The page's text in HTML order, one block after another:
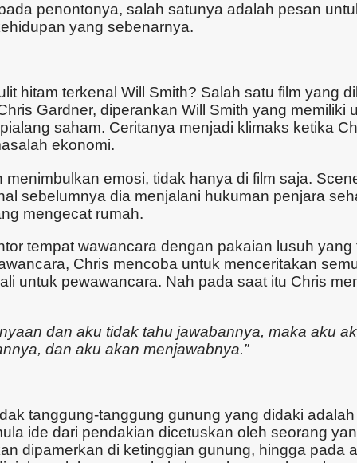
penontonya, salah satunya adalah pesan
yang sebenarnya.
hitam terkenal Will Smith? Salah satu film yang
Gardner, diperankan Will Smith yang memiliki
saham. Ceritanya menjadi klimaks ketika
ekonomi.
emosi, tidak hanya di film saja.
sebelumnya dia menjalani hukuman penjara
mengecat rumah.
tempat wawancara dengan pakaian lusuh
Chris mencoba untuk menceritakan
untuk pewawancara. Nah pada saat itu Chris
dan aku tidak tahu jawabannya, maka aku
dan aku akan menjawabnya.”
tanggung-tanggung gunung yang didaki
ide dari pendakian dicetuskan oleh seorang
dipamerkan di ketinggian gunung, hingga pada